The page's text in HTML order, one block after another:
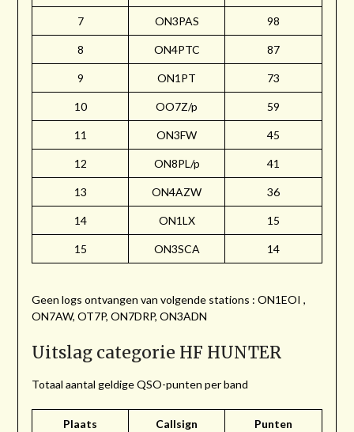
7 ON3PAS 98
8 ON4PTC 87
9 ON1PT 73
10 OO7Z/p 59
11 ON3FW 45
12 ON8PL/p 41
13 ON4AZW 36
14 ON1LX 15
15 ON3SCA 14
Geen logs ontvangen van volgende stations : ON1EOI ,
ON7AW, OT7P, ON7DRP, ON3ADN
Uitslag categorie HF HUNTER
Totaal aantal geldige QSO-punten per band
Plaats Callsign Punten